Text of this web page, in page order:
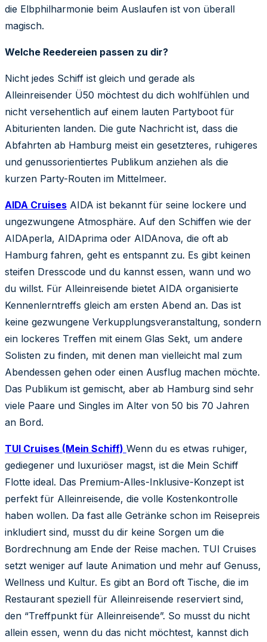
die Elbphilharmonie beim Auslaufen ist von überall
magisch.
Welche Reedereien passen zu dir?
Nicht jedes Schiff ist gleich und gerade als
Alleinreisender Ü50 möchtest du dich wohlfühlen und
nicht versehentlich auf einem lauten Partyboot für
Abiturienten landen. Die gute Nachricht ist, dass die
Abfahrten ab Hamburg meist ein gesetzteres, ruhigeres
und genussorientiertes Publikum anziehen als die
kurzen Party-Routen im Mittelmeer.
AIDA Cruises AIDA ist bekannt für seine lockere und
ungezwungene Atmosphäre. Auf den Schiffen wie der
AIDAperla, AIDAprima oder AIDAnova, die oft ab
Hamburg fahren, geht es entspannt zu. Es gibt keinen
steifen Dresscode und du kannst essen, wann und wo
du willst. Für Alleinreisende bietet AIDA organisierte
Kennenlerntreffs gleich am ersten Abend an. Das ist
keine gezwungene Verkupplungsveranstaltung, sondern
ein lockeres Treffen mit einem Glas Sekt, um andere
Solisten zu finden, mit denen man vielleicht mal zum
Abendessen gehen oder einen Ausflug machen möchte.
Das Publikum ist gemischt, aber ab Hamburg sind sehr
viele Paare und Singles im Alter von 50 bis 70 Jahren
an Bord.
TUI Cruises (Mein Schiff) Wenn du es etwas ruhiger,
gediegener und luxuriöser magst, ist die Mein Schiff
Flotte ideal. Das Premium-Alles-Inklusive-Konzept ist
perfekt für Alleinreisende, die volle Kostenkontrolle
haben wollen. Da fast alle Getränke schon im Reisepreis
inkludiert sind, musst du dir keine Sorgen um die
Bordrechnung am Ende der Reise machen. TUI Cruises
setzt weniger auf laute Animation und mehr auf Genuss,
Wellness und Kultur. Es gibt an Bord oft Tische, die im
Restaurant speziell für Alleinreisende reserviert sind,
den “Treffpunkt für Alleinreisende”. So musst du nicht
allein essen, wenn du das nicht möchtest, kannst dich